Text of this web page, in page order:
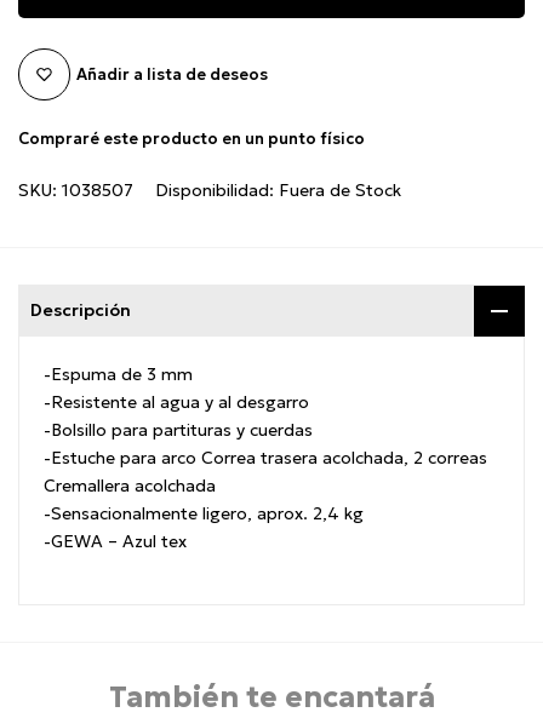
Añadir a lista de deseos
Compraré este producto en un punto físico
SKU: 1038507 Disponibilidad: Fuera de Stock
Descripción
-Espuma de 3 mm
-Resistente al agua y al desgarro
-Bolsillo para partituras y cuerdas
-Estuche para arco Correa trasera acolchada, 2 correas
Cremallera acolchada
-Sensacionalmente ligero, aprox. 2,4 kg
-GEWA – Azul tex
También te encantará